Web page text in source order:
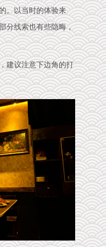
。以当时的体验来
分线索也有些隐晦，
建议注意下边角的打